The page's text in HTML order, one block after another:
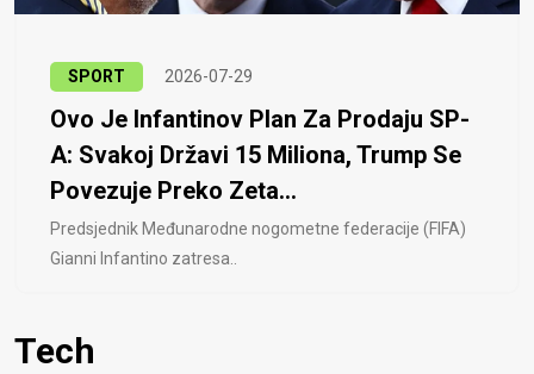
SPORT 2026-07-29
Ovo Je Infantinov Plan Za Prodaju SP-
A: Svakoj Državi 15 Miliona, Trump Se
Povezuje Preko Zeta...
Predsjednik Međunarodne nogometne federacije (FIFA)
Gianni Infantino zatresa..
Tech